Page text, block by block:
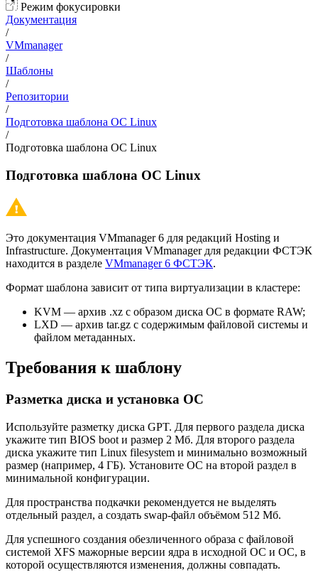
Режим фокусировки
Документация
/
VMmanager
/
Шаблоны
/
Репозитории
/
Подготовка шаблона ОС Linux
/
Подготовка шаблона ОС Linux
Подготовка шаблона ОС Linux
Это документация VMmanager 6 для редакций Hosting и
Infrastructure. Документация VMmanager для редакции ФСТЭК
находится в разделе VMmanager 6 ФСТЭК.
Формат шаблона зависит от типа виртуализации в кластере:
KVM — архив .xz с образом диска ОС в формате RAW;
LXD — архив tar.gz с содержимым файловой системы и
файлом метаданных.
Требования к шаблону
Разметка диска и установка ОС
Используйте разметку диска GPT. Для первого раздела диска
укажите тип BIOS boot и размер 2 Мб. Для второго раздела
диска укажите тип Linux filesystem и минимально возможный
размер (например, 4 ГБ). Установите ОС на второй раздел в
минимальной конфигурации.
Для пространства подкачки рекомендуется не выделять
отдельный раздел, а создать swap-файл объёмом 512 Мб.
Для успешного создания обезличенного образа с файловой
системой XFS мажорные версии ядра в исходной ОС и ОС, в
которой осуществляются изменения, должны совпадать.